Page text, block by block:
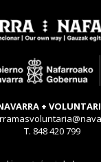
+
T. 848 420 799